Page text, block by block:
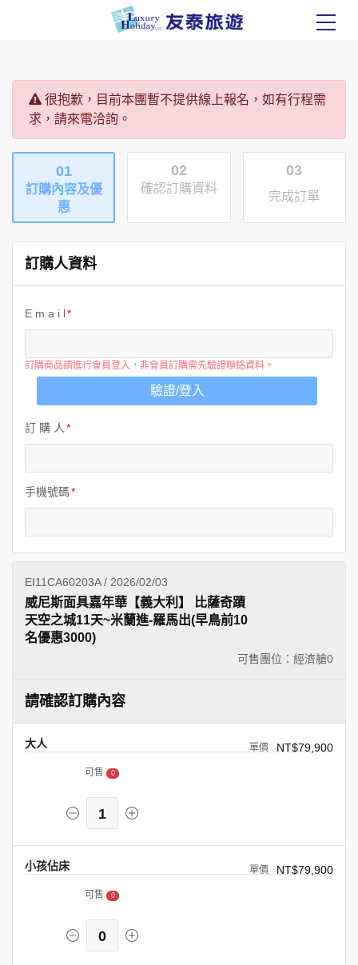
很抱歉，目前本團暫不提供線上報名，如有行程需
求，請來電洽詢。
01
訂購內容及優
惠
02
確認訂購資料
03
完成訂單
訂購人資料
E m a i l
訂購商品請進行會員登入，非會員訂購需先驗證聯絡資料。
驗證/登入
訂 購 人
手機號碼
EI11CA60203A / 2026/02/03
可售團位：經濟艙0
威尼斯面具嘉年華【義大利】 比薩奇蹟
天空之城11天~米蘭進-羅馬出(早鳥前10
名優惠3000)
請確認訂購內容
大人 NT$79,900
可售 0
1
小孩佔床 NT$79,900
可售 0
0